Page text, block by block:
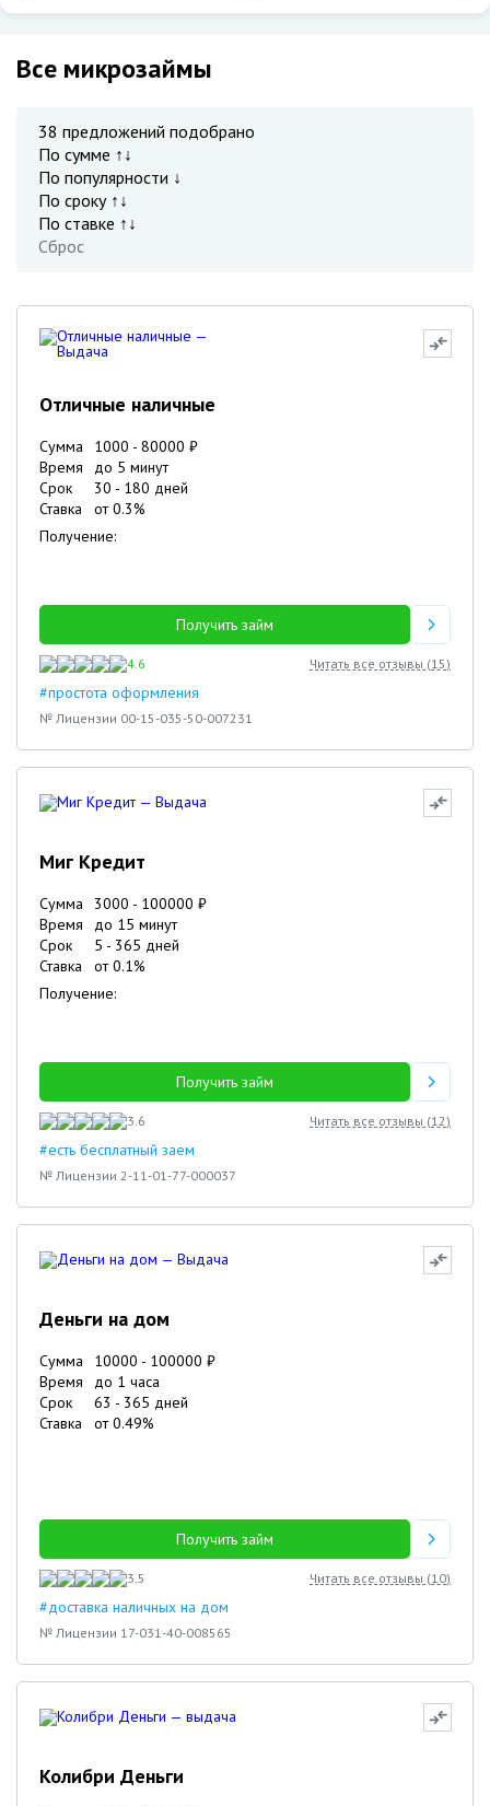
Все микрозаймы
38 предложений подобрано
По сумме ↑↓
По популярности ↓
По сроку ↑↓
По ставке ↑↓
Сброс
Отличные наличные
Сумма 1000 - 80000 ₽
Время
до 5 минут
Срок
30 - 180 дней
Ставка
от0.3%
Получение:
Получить займ
4.6 Читать все отзывы (15)
#простота оформления
№ Лицензии 00-15-035-50-007231
Миг Кредит
Сумма 3000 - 100000 ₽
Время
до 15 минут
Срок
5 - 365 дней
Ставка
от0.1%
Получение:
Получить займ
3.6 Читать все отзывы (12)
#есть бесплатный заем
№ Лицензии 2-11-01-77-000037
Деньги на дом
Сумма 10000 - 100000 ₽
Время
до 1 часа
Срок
63 - 365 дней
Ставка
от0.49%
Получить займ
3.5 Читать все отзывы (10)
#доставка наличных на дом
№ Лицензии 17-031-40-008565
Колибри Деньги